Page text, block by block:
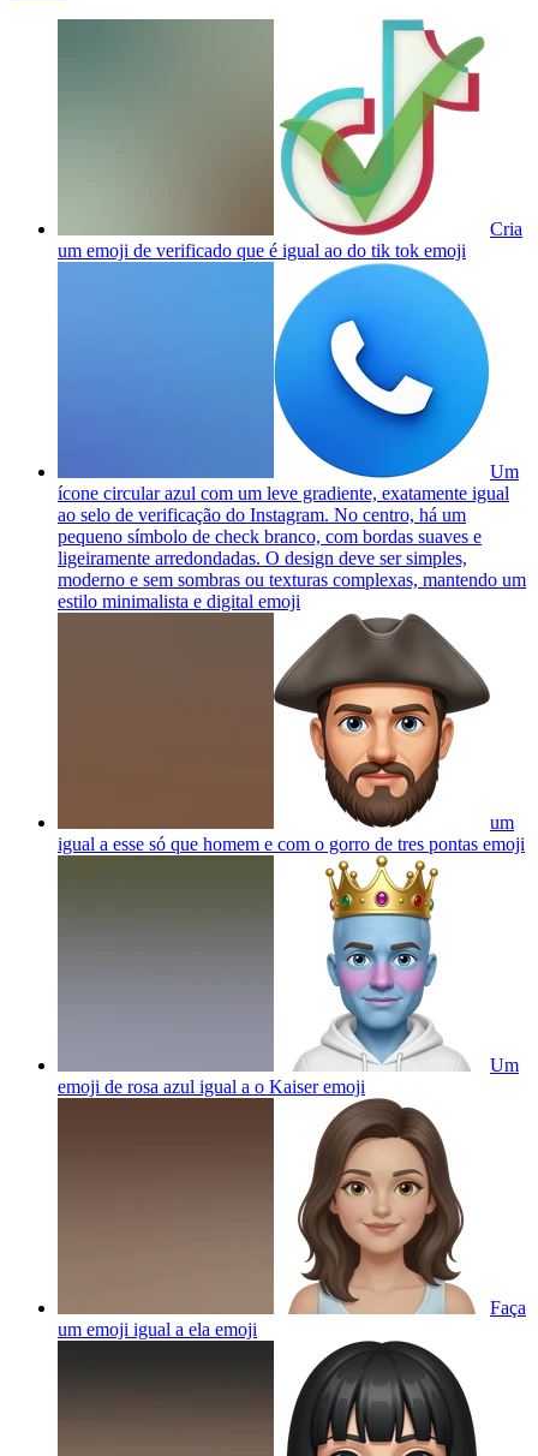
Cria
um emoji de verificado que é igual ao do tik tok emoji
Um
ícone circular azul com um leve gradiente, exatamente igual
ao selo de verificação do Instagram. No centro, há um
pequeno símbolo de check branco, com bordas suaves e
ligeiramente arredondadas. O design deve ser simples,
moderno e sem sombras ou texturas complexas, mantendo um
estilo minimalista e digital emoji
um
igual a esse só que homem e com o gorro de tres pontas emoji
Um
emoji de rosa azul igual a o Kaiseremoji
Faça
um emoji igual a ela emoji